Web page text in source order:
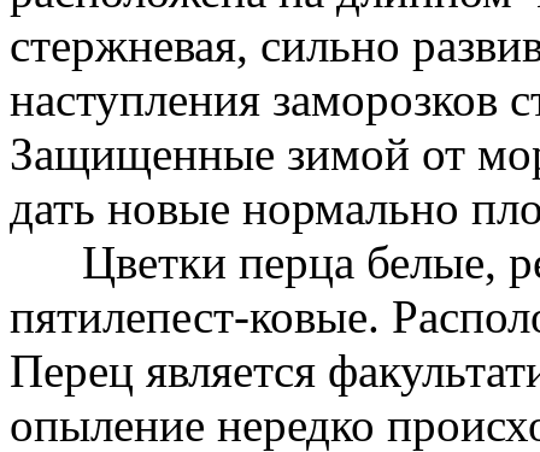
стержневая, сильно
наступления заморозков
Защищенные зимой от
дать новые нормально
Цветки перца белые,
пятилепест-ковые.
Перец является
опыление нередко